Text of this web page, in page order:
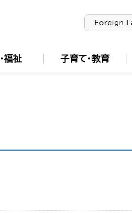
福祉 子育て・教育